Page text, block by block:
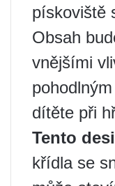
pískoviště
Obsah
vnějšími
dítěte při
Tento
křídla se